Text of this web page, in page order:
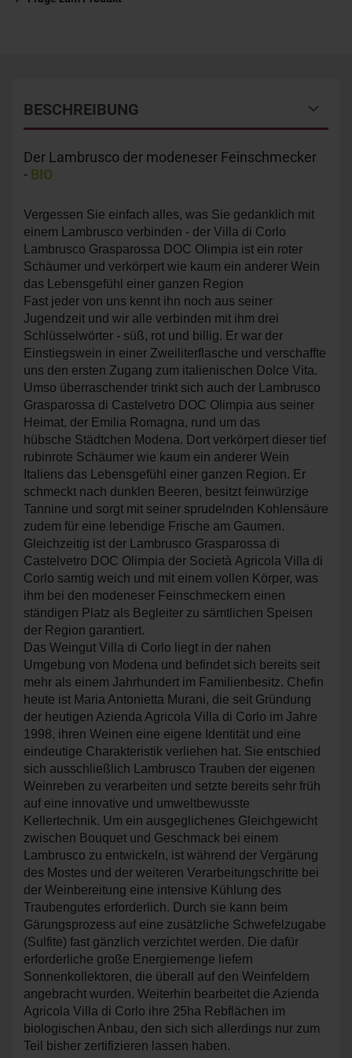
BESCHREIBUNG
Der Lambrusco der modeneser Feinschmecker
- BIO
Vergessen Sie einfach alles, was Sie gedanklich mit
einem Lambrusco verbinden - der Villa di Corlo
Lambrusco Grasparossa DOC Olimpia ist ein roter
Schäumer und verkörpert wie kaum ein anderer Wein
das Lebensgefühl einer ganzen Region
Fast jeder von uns kennt ihn noch aus seiner
Jugendzeit und wir alle verbinden mit ihm drei
Schlüsselwörter - süß, rot und billig. Er war der
Einstiegswein in einer Zweiliterflasche und verschaffte
uns den ersten Zugang zum italienischen Dolce Vita.
Umso überraschender trinkt sich auch der Lambrusco
Grasparossa di Castelvetro DOC Olimpia aus seiner
Heimat, der Emilia Romagna, rund um das
hübsche Städtchen Modena. Dort verkörpert dieser tief
rubinrote Schäumer wie kaum ein anderer Wein
Italiens das Lebensgefühl einer ganzen Region. Er
schmeckt nach dunklen Beeren, besitzt feinwürzige
Tannine und sorgt mit seiner sprudelnden Kohlensäure
zudem für eine lebendige Frische am Gaumen.
Gleichzeitig ist der Lambrusco Grasparossa di
Castelvetro DOC Olimpia der Società Agricola Villa di
Corlo samtig weich und mit einem vollen Körper, was
ihm bei den modeneser Feinschmeckern einen
ständigen Platz als Begleiter zu sämtlichen Speisen
der Region garantiert.
Das Weingut Villa di Corlo liegt in der nahen
Umgebung von Modena und befindet sich bereits seit
mehr als einem Jahrhundert im Familienbesitz. Chefin
heute ist Maria Antonietta Murani, die seit Gründung
der heutigen Azienda Agricola Villa di Corlo im Jahre
1998, ihren Weinen eine eigene Identität und eine
eindeutige Charakteristik verliehen hat. Sie entschied
sich ausschließlich Lambrusco Trauben der eigenen
Weinreben zu verarbeiten und setzte bereits sehr früh
auf eine innovative und umweltbewusste
Kellertechnik. Um ein ausgeglichenes Gleichgewicht
zwischen Bouquet und Geschmack bei einem
Lambrusco zu entwickeln, ist während der Vergärung
des Mostes und der weiteren Verarbeitungschritte bei
der Weinbereitung eine intensive Kühlung des
Traubengutes erforderlich. Durch sie kann beim
Gärungsprozess auf eine zusätzliche Schwefelzugabe
(Sulfite) fast gänzlich verzichtet werden. Die dafür
erforderliche große Energiemenge liefern
Sonnenkollektoren, die überall auf den Weinfeldern
angebracht wurden. Weiterhin bearbeitet die Azienda
Agricola Villa di Corlo ihre 25ha Rebflächen im
biologischen Anbau, den sich sich allerdings nur zum
Teil bisher zertifizieren lassen haben.